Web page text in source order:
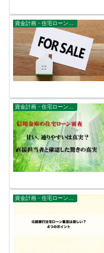
資金計画・住宅ローン審査
資金計画・住宅ローン審査